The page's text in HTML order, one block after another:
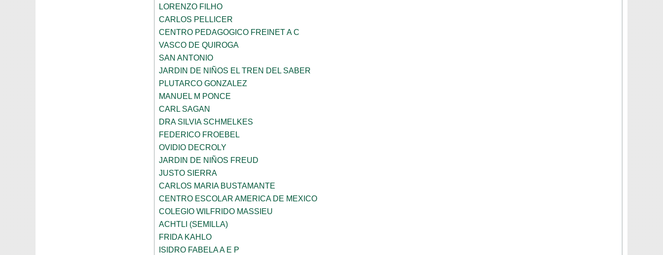
LORENZO FILHO
CARLOS PELLICER
CENTRO PEDAGOGICO FREINET A C
VASCO DE QUIROGA
SAN ANTONIO
JARDIN DE NIÑOS EL TREN DEL SABER
PLUTARCO GONZALEZ
MANUEL M PONCE
CARL SAGAN
DRA SILVIA SCHMELKES
FEDERICO FROEBEL
OVIDIO DECROLY
JARDIN DE NIÑOS FREUD
JUSTO SIERRA
CARLOS MARIA BUSTAMANTE
CENTRO ESCOLAR AMERICA DE MEXICO
COLEGIO WILFRIDO MASSIEU
ACHTLI (SEMILLA)
FRIDA KAHLO
ISIDRO FABELA A E P